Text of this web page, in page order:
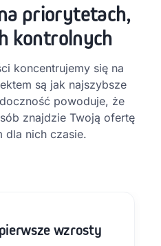
priorytetach,
kontrolnych
koncentrujemy się na
są jak najszybsze
powoduje, że
znajdzie Twoją ofertę
dla nich czasie.
wzrosty